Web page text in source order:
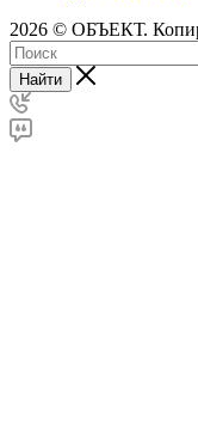
2026 © ОБЪЕКТ.
Найти